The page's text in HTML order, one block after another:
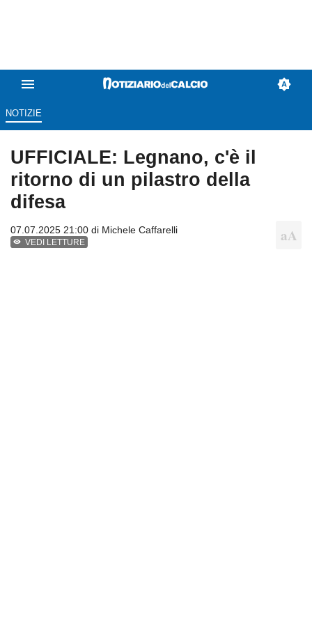
NOTIZIE
UFFICIALE: Legnano, c'è il
ritorno di un pilastro della
difesa
07.07.2025 21:00 di Michele Caffarelli
VEDI LETTURE